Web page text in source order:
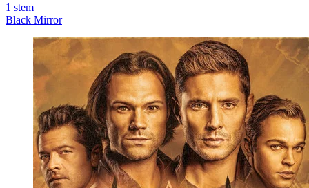
1 stem
Black Mirror